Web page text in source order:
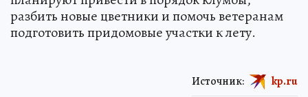
разбить новые цветники и помочь ветеранам
подготовить придомовые участки к лету.
Источник: kp.ru